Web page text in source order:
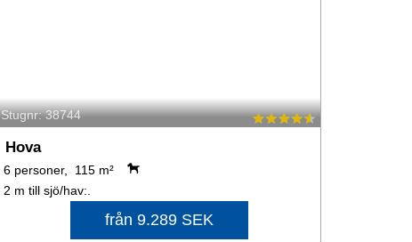
Stugnr: 38744
Hova
6 personer, 115 m²
2 m till sjö/hav:.
från 9.289 SEK